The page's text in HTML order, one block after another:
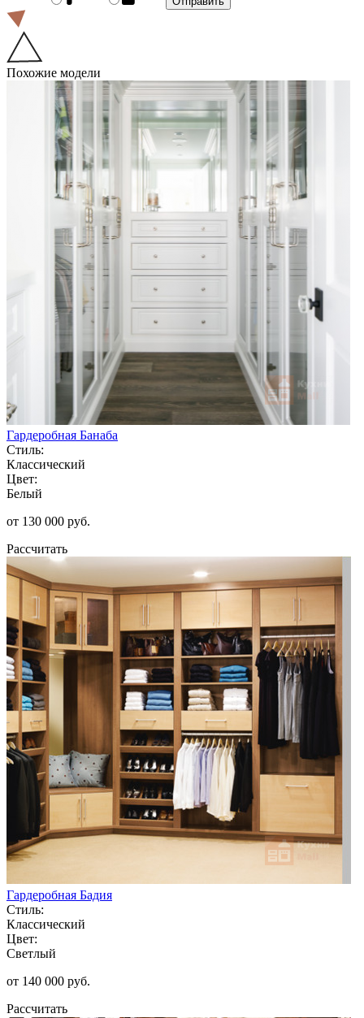
Похожие модели
Гардеробная Банаба
Стиль:
Классический
Цвет:
Белый
от 130 000 руб.
Рассчитать
Гардеробная Бадия
Стиль:
Классический
Цвет:
Светлый
от 140 000 руб.
Рассчитать